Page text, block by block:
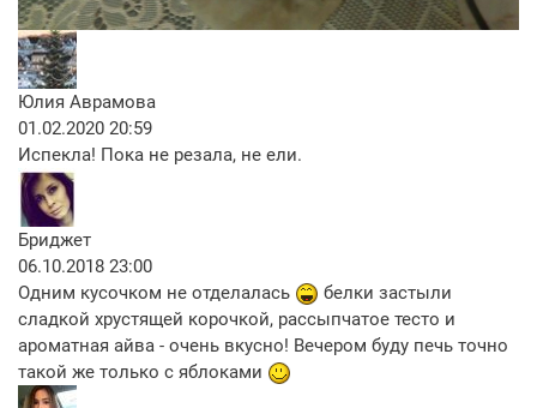
Юлия Аврамова
01.02.2020 20:59
Испекла! Пока не резала, не ели.
Бриджет
06.10.2018 23:00
Одним кусочком не отделалась
белки застыли
сладкой хрустящей корочкой, рассыпчатое тесто и
ароматная айва - очень вкусно! Вечером буду печь точно
такой же только с яблоками